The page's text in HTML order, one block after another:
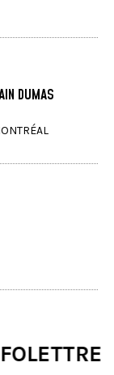
DUMAS
∗